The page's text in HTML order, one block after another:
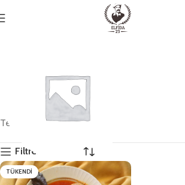
Genel
Tek bir sonuç gösteriliyor
Filtreleri Göster
TÜKENDI